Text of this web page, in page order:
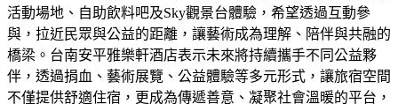
活動場地、自助飲料吧及Sky觀景台體驗，希望透過互動參
與，拉近民眾與公益的距離，讓藝術成為理解、陪伴與共融的
橋梁。台南安平雅樂軒酒店表示未來將持續攜手不同公益夥
伴，透過捐血、藝術展覽、公益體驗等多元形式，讓旅宿空間
不僅提供舒適住宿，更成為傳遞善意、凝聚社會溫暖的平台，